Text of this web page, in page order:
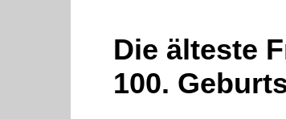
Die älteste
100.